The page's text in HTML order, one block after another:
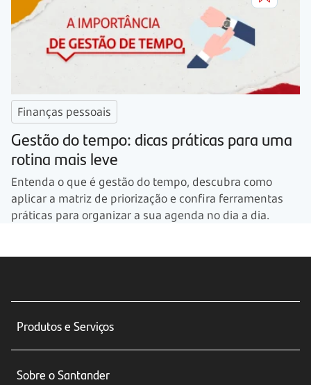
Finanças pessoais
Gestão do tempo: dicas práticas para uma
rotina mais leve
Entenda o que é gestão do tempo, descubra como
aplicar a matriz de priorização e confira ferramentas
práticas para organizar a sua agenda no dia a dia.
Produtos e Serviços
Sobre o Santander